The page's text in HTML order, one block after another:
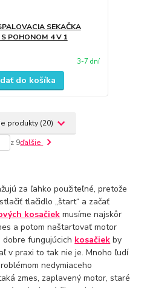
SEKAČKA
POHONOM 4 V 1
3-7 dní
do košíka
produkty (20)
z 9ďalšie
za ľahko použiteľné, pretože
tlačidlo „štart“ a začať
kosačiek musíme najskôr
a potom naštartovať motor
dobre fungujúcich kosačiek by
v praxi to tak nie je. Mnoho ľudí
nedymiaceho
zmes, zaplavený motor, staré